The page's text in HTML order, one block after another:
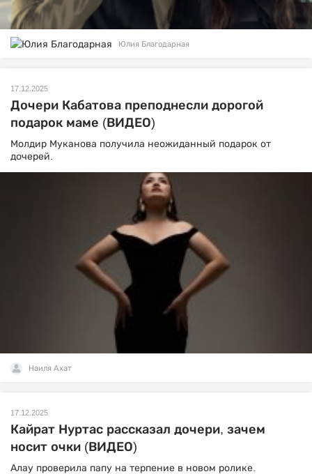
Юлия Благодарная
17.12.2025
Дочери Кабатова преподнесли дорогой
подарок маме (ВИДЕО)
Молдир Муканова получила неожиданный подарок от
дочерей.
Наиля Ахат
17.12.2025
Кайрат Нуртас рассказал дочери, зачем
носит очки (ВИДЕО)
Алау проверила папу на терпение в новом ролике.